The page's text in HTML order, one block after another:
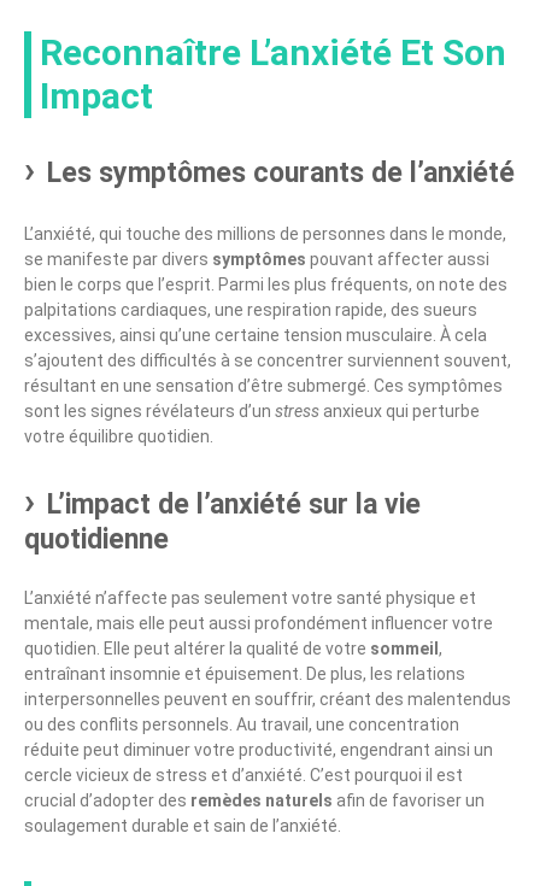
Reconnaître L’anxiété Et Son
Impact
Les symptômes courants de l’anxiété
L’anxiété, qui touche des millions de personnes dans le monde,
se manifeste par divers symptômes pouvant affecter aussi
bien le corps que l’esprit. Parmi les plus fréquents, on note des
palpitations cardiaques, une respiration rapide, des sueurs
excessives, ainsi qu’une certaine tension musculaire. À cela
s’ajoutent des difficultés à se concentrer surviennent souvent,
résultant en une sensation d’être submergé. Ces symptômes
sont les signes révélateurs d’un stress anxieux qui perturbe
votre équilibre quotidien.
L’impact de l’anxiété sur la vie
quotidienne
L’anxiété n’affecte pas seulement votre santé physique et
mentale, mais elle peut aussi profondément influencer votre
quotidien. Elle peut altérer la qualité de votre sommeil ,
entraînant insomnie et épuisement. De plus, les relations
interpersonnelles peuvent en souffrir, créant des malentendus
ou des conflits personnels. Au travail, une concentration
réduite peut diminuer votre productivité, engendrant ainsi un
cercle vicieux de stress et d’anxiété. C’est pourquoi il est
crucial d’adopter des remèdes naturels afin de favoriser un
soulagement durable et sain de l’anxiété.